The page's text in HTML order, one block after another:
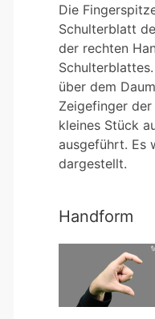
Die
Schulterblatt
der rechten
über dem
Zeigefinger
kleines Stück
ausgeführt. Es
dargestellt.
Handform